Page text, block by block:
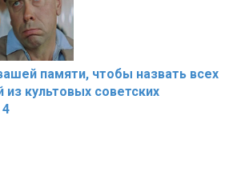
памяти, чтобы назвать всех
из культовых советских